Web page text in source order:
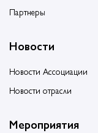
Партнеры
Новости
Новости Ассоциации
Новости отрасли
Мероприятия